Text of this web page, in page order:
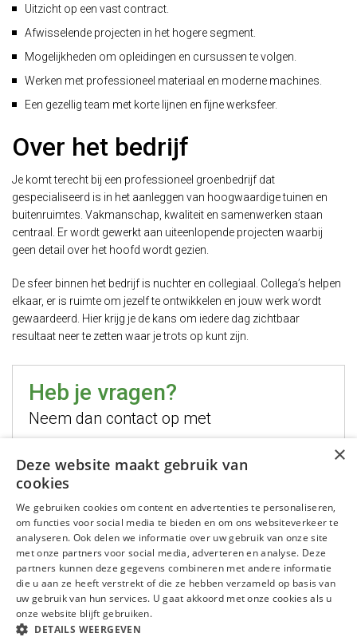
Uitzicht op een vast contract.
Afwisselende projecten in het hogere segment.
Mogelijkheden om opleidingen en cursussen te volgen.
Werken met professioneel materiaal en moderne machines.
Een gezellig team met korte lijnen en fijne werksfeer.
Over het bedrijf
Je komt terecht bij een professioneel groenbedrijf dat
gespecialiseerd is in het aanleggen van hoogwaardige tuinen en
buitenruimtes. Vakmanschap, kwaliteit en samenwerken staan
centraal. Er wordt gewerkt aan uiteenlopende projecten waarbij
geen detail over het hoofd wordt gezien.
De sfeer binnen het bedrijf is nuchter en collegiaal. Collega’s helpen
elkaar, er is ruimte om jezelf te ontwikkelen en jouw werk wordt
gewaardeerd. Hier krijg je de kans om iedere dag zichtbaar
resultaat neer te zetten waar je trots op kunt zijn.
Heb je vragen?
Neem dan contact op met
Hugo Jelier
Bel mij
Stuur mij een email
×
Deze website maakt gebruik van
cookies
We gebruiken cookies om content en advertenties te personaliseren,
om functies voor social media te bieden en om ons websiteverkeer te
analyseren. Ook delen we informatie over uw gebruik van onze site
met onze partners voor social media, adverteren en analyse. Deze
partners kunnen deze gegevens combineren met andere informatie
die u aan ze heeft verstrekt of die ze hebben verzameld op basis van
uw gebruik van hun services. U gaat akkoord met onze cookies als u
onze website blijft gebruiken.
DETAILS WEERGEVEN